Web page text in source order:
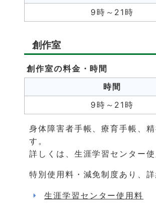
9時～21時
創作室
創作室の料金・時間
時間
9時～21時
身体障害者手帳、療育手帳、
す。
詳しくは、生涯学習センター
特別使用料・減免制度あり、
生涯学習センター使用料